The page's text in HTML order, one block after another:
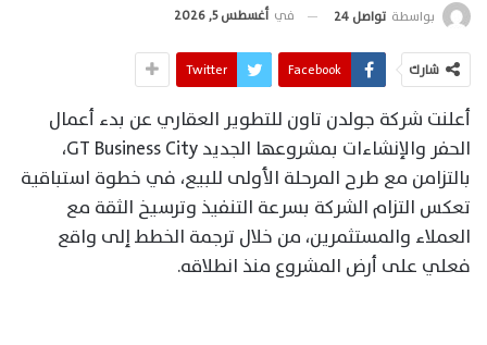
بواسطة تواصل 24 في أغسطس 5, 2026
شارك Facebook
Twitter
أعلنت شركة جولدن تاون للتطوير العقاري عن بدء أعمال
الحفر والإنشاءات بمشروعها الجديد GT Business City،
بالتزامن مع طرح المرحلة الأولى للبيع، في خطوة استباقية
تعكس التزام الشركة بسرعة التنفيذ وترسيخ الثقة مع
العملاء والمستثمرين، من خلال ترجمة الخطط إلى واقع
فعلي على أرض المشروع منذ انطلاقه.